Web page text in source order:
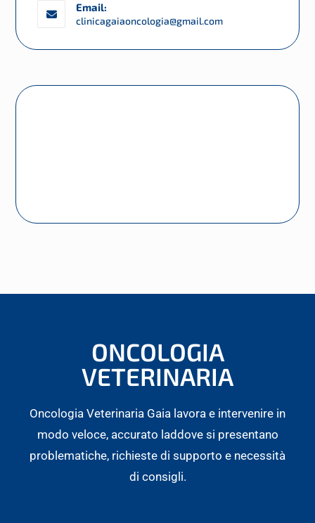
Email:
clinicagaiaoncologia@gmail.com
ONCOLOGIA
VETERINARIA
Oncologia Veterinaria Gaia lavora e intervenire in
modo veloce, accurato laddove si presentano
problematiche, richieste di supporto e necessità
di consigli.